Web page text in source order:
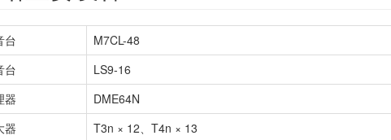
台
M7CL-48
台
LS9-16
器
DME64N
器
T3n × 12、T4n × 13